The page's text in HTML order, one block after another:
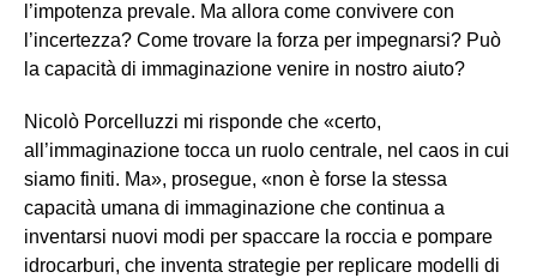
l’impotenza prevale. Ma allora come convivere con
l’incertezza? Come trovare la forza per impegnarsi? Può
la capacità di immaginazione venire in nostro aiuto?
Nicolò Porcelluzzi mi risponde che «certo,
all’immaginazione tocca un ruolo centrale, nel caos in cui
siamo finiti. Ma», prosegue, «non è forse la stessa
capacità umana di immaginazione che continua a
inventarsi nuovi modi per spaccare la roccia e pompare
idrocarburi, che inventa strategie per replicare modelli di